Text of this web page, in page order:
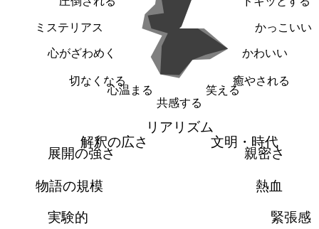
かっこいい
かわいい
癒やされる
笑える
共感する
心温まる
切なくなる
心がざわめく
ミステリアス
リアリズム
文明・時代
親密さ
熱血
緊張感
実験的
物語の規模
展開の強さ
解釈の広さ